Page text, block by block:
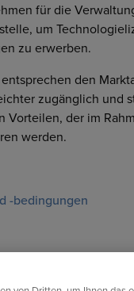
für die
um
zu erwerben.
den
zugänglich und
Vorteilen, der im
werden.
-bedingungen